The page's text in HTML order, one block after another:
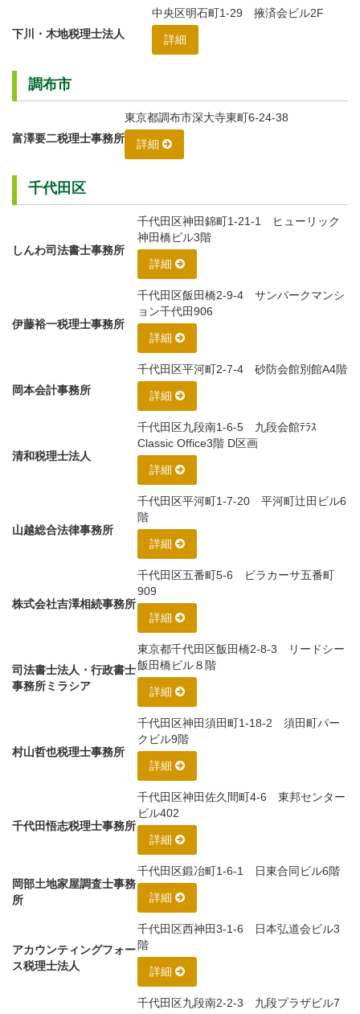
下川・木地税理士法人
中央区明石町1-29 掖済会ビル2F
詳細
調布市
富澤要二税理士事務所
東京都調布市深大寺東町6-24-38
詳細
千代田区
しんわ司法書士事務所
千代田区神田錦町1-21-1 ヒューリック
神田橋ビル3階
詳細
伊藤裕一税理士事務所
千代田区飯田橋2-9-4 サンパークマンシ
ョン千代田906
詳細
岡本会計事務所
千代田区平河町2-7-4 砂防会館別館A4階
詳細
清和税理士法人
千代田区九段南1-6-5 九段会館ﾃﾗｽ
Classic Office3階 D区画
詳細
山越総合法律事務所
千代田区平河町1-7-20 平河町辻田ビル6
階
詳細
株式会社吉澤相続事務所
千代田区五番町5-6 ビラカーサ五番町
909
詳細
司法書士法人・行政書士
事務所ミラシア
東京都千代田区飯田橋2-8-3 リードシー
飯田橋ビル８階
詳細
村山哲也税理士事務所
千代田区神田須田町1-18-2 須田町パー
クビル9階
詳細
千代田悟志税理士事務所
千代田区神田佐久間町4-6 東邦センター
ビル402
詳細
岡部土地家屋調査士事務
所
千代田区鍛冶町1-6-1 日東合同ビル6階
詳細
アカウンティングフォー
ス税理士法人
千代田区西神田3-1-6 日本弘道会ビル3
階
詳細
千代田区九段南2-2-3 九段プラザビル7